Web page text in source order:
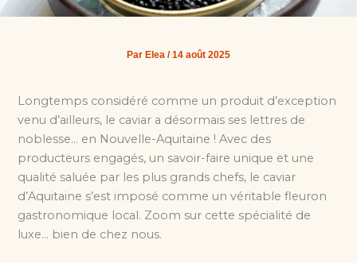
Par Elea /14 août 2025
Longtemps considéré comme un produit d’exception
venu d’ailleurs, le caviar a désormais ses lettres de
noblesse… en Nouvelle-Aquitaine ! Avec des
producteurs engagés, un savoir-faire unique et une
qualité saluée par les plus grands chefs, le caviar
d’Aquitaine s’est imposé comme un véritable fleuron
gastronomique local. Zoom sur cette spécialité de
luxe… bien de chez nous.